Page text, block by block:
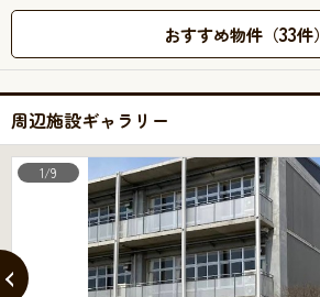
おすすめ物件（33件）
周辺施設ギャラリー
1/9